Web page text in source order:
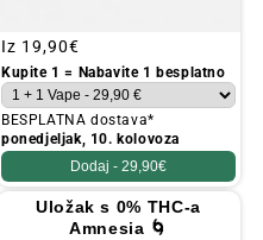
Redovna
cijena
Iz 19,90€
Kupite 1 = Nabavite 1 besplatno
BESPLATNA dostava*
ponedjeljak, 10. kolovoza
Dodaj - 29,90€
Uložak s 0% THC-a
Amnesia 🌀